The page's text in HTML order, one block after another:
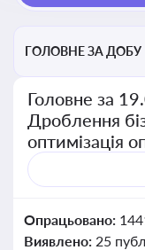
ГОЛОВНЕ ЗА ДОБУ
Головне за
Дроблення
оптимізація
Опрацьовано:
Виявлено: 25